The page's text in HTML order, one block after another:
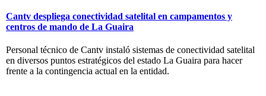
Cantv despliega conectividad satelital en campamentos y
centros de mando de La Guaira
Personal técnico de Cantv instaló sistemas de conectividad satelital
en diversos puntos estratégicos del estado La Guaira para hacer
frente a la contingencia actual en la entidad.